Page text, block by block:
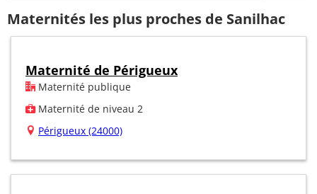
Maternités les plus proches de Sanilhac
Maternité de Périgueux
Maternité publique
Maternité de niveau 2
Périgueux (24000)